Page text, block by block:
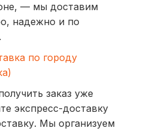
— мы доставим
надежно и по
по городу
заказ уже
экспресс-доставку
Мы организуем